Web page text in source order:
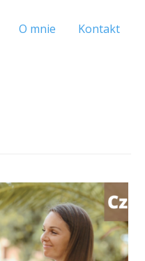
O mnie Kontakt